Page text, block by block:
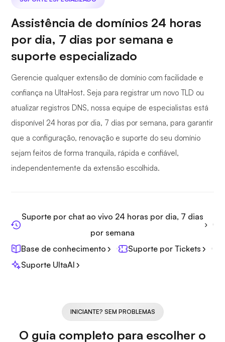
Assistência de domínios 24 horas
por dia, 7 dias por semana e
suporte especializado
Gerencie qualquer extensão de domínio com facilidade e
confiança na UltaHost. Seja para registrar um novo TLD ou
atualizar registros DNS, nossa equipe de especialistas está
disponível 24 horas por dia, 7 dias por semana, para garantir
que a configuração, renovação e suporte do seu domínio
sejam feitos de forma tranquila, rápida e confiável,
independentemente da extensão escolhida.
Suporte por chat ao vivo 24 horas por dia, 7 dias
por semana
Base de conhecimento
Suporte por Tickets
Suporte UltaAI
INICIANTE? SEM PROBLEMAS
O guia completo para escolher o